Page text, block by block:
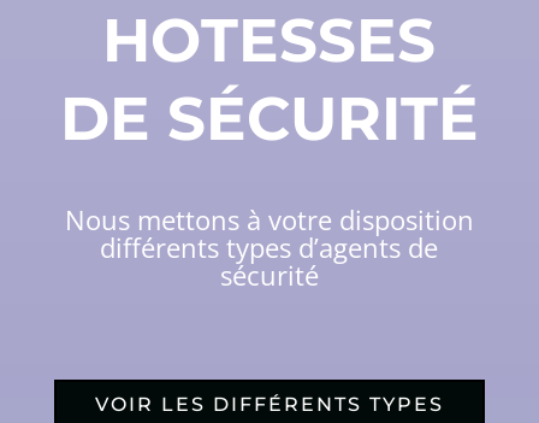
HOTESSES
DE SÉCURITÉ
Nous mettons à votre disposition
différents types d’agents de
sécurité
VOIR LES DIFFÉRENTS TYPES